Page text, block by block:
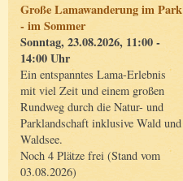
Große Lamawanderung im Park
- im Sommer
Sonntag, 23.08.2026, 11:00 -
14:00 Uhr
Ein entspanntes Lama-Erlebnis
mit viel Zeit und einem großen
Rundweg durch die Natur- und
Parklandschaft inklusive Wald und
Waldsee.
Noch 4 Plätze frei (Stand vom
03.08.2026)